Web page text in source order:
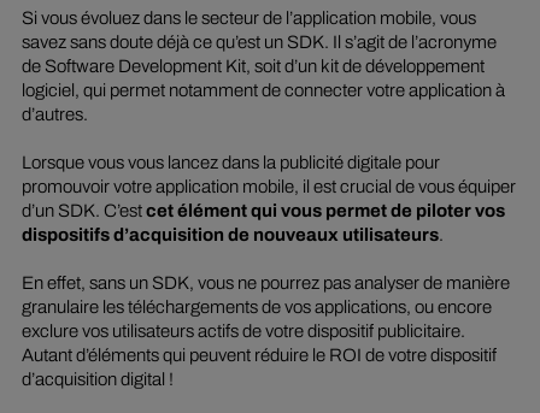
Si vous évoluez dans le secteur de l’application mobile, vous
savez sans doute déjà ce qu’est un SDK. Il s’agit de l’acronyme
de Software Development Kit, soit d’un kit de développement
logiciel, qui permet notamment de connecter votre application à
d’autres.
Lorsque vous vous lancez dans la publicité digitale pour
promouvoir votre application mobile, il est crucial de vous équiper
d’un SDK. C’estcet élément qui vous permet de piloter vos
dispositifs d’acquisition de nouveaux utilisateurs.
En effet, sans un SDK, vous ne pourrez pas analyser de manière
granulaire les téléchargements de vos applications, ou encore
exclure vos utilisateurs actifs de votre dispositif publicitaire.
Autant d’éléments qui peuvent réduire le ROI de votre dispositif
d’acquisition digital !